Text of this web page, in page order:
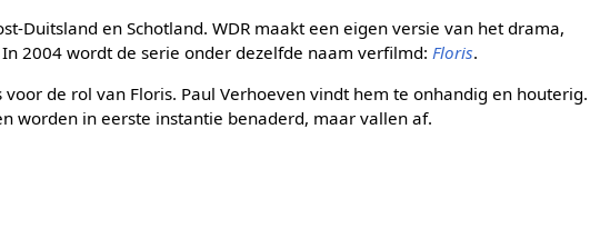
Duitsland en Schotland. WDR maakt een eigen versie van het drama,
2004 wordt de serie onder dezelfde naam verfilmd:Floris.
de rol van Floris. Paul Verhoeven vindt hem te onhandig en houterig.
worden in eerste instantie benaderd, maar vallen af.